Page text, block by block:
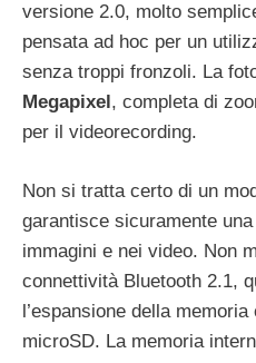
versione 2.0, molto
pensata ad hoc per un
senza troppi fronzoli. La
Megapixel , completa di
per il videorecording.
Non si tratta certo di un
garantisce sicuramente
immagini e nei video. Non
connettività Bluetooth 2.1,
l’espansione della
microSD. La memoria